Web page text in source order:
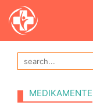
MEDIKAMENTE